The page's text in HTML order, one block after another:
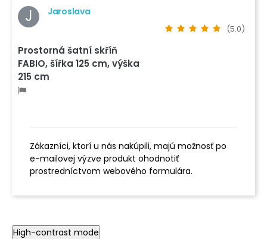
J Jaroslava
(5.0)
Prostorná šatní skříň
FABIO, šířka 125 cm, výška
215 cm
Zákazníci, ktorí u nás nakúpili, majú možnosť po
e-mailovej výzve produkt ohodnotiť
prostredníctvom webového formulára.
High-contrast mode